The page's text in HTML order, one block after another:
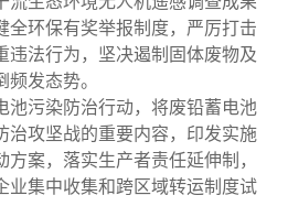
全环保有奖举报制度，严厉打击
违法行为，坚决遏制固体废物及
发态势。
池污染防治行动，将废铅蓄电池
治攻坚战的重要内容，印发实施
案，落实生产者责任延伸制，
业集中收集和跨区域转运制度试